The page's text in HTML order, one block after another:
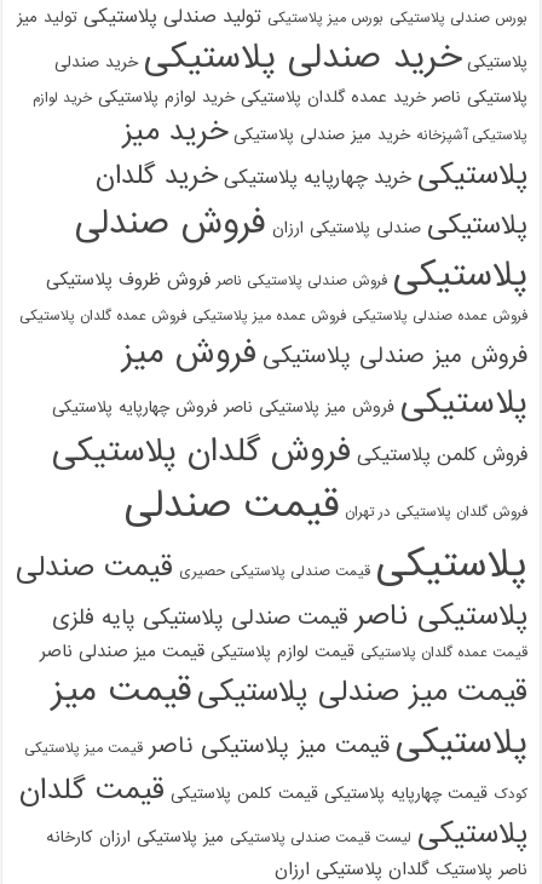
بورس صندلی پلاستیکی بورس میز پلاستیکی تولید صندلی پلاستیکی تولید میز
پلاستیکی خرید صندلی پلاستیکی خرید صندلی
پلاستیکی ناصر خرید عمده گلدان پلاستیکی خرید لوازم پلاستیکی خرید لوازم
پلاستیکی آشپزخانه خرید میز صندلی پلاستیکی خرید میز
پلاستیکی خرید چهارپایه پلاستیکی خرید گلدان
پلاستیکی صندلی پلاستیکی ارزان فروش صندلی
پلاستیکی فروش صندلی پلاستیکی ناصر فروش ظروف پلاستیکی
فروش عمده صندلی پلاستیکی فروش عمده میز پلاستیکی فروش عمده گلدان پلاستیکی
فروش میز صندلی پلاستیکی فروش میز
پلاستیکی فروش میز پلاستیکی ناصر فروش چهارپایه پلاستیکی
فروش کلمن پلاستیکی فروش گلدان پلاستیکی
فروش گلدان پلاستیکی در تهران قیمت صندلی
پلاستیکی قیمت صندلی پلاستیکی حصیری قیمت صندلی
پلاستیکی ناصر قیمت صندلی پلاستیکی پایه فلزی
قیمت عمده گلدان پلاستیکی قیمت لوازم پلاستیکی قیمت میز صندلی ناصر
قیمت میز صندلی پلاستیکیقیمت میز
پلاستیکی قیمت میز پلاستیکی ناصر قیمت میز پلاستیکی
کودک قیمت چهارپایه پلاستیکی قیمت کلمن پلاستیکی قیمت گلدان
پلاستیکی لیست قیمت صندلی پلاستیکی میز پلاستیکی ارزان کارخانه
ناصر پلاستیک گلدان پلاستیکی ارزان